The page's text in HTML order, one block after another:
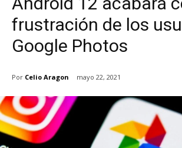
frustración de los
Google Photos
Por Celio Aragon mayo 22, 2021